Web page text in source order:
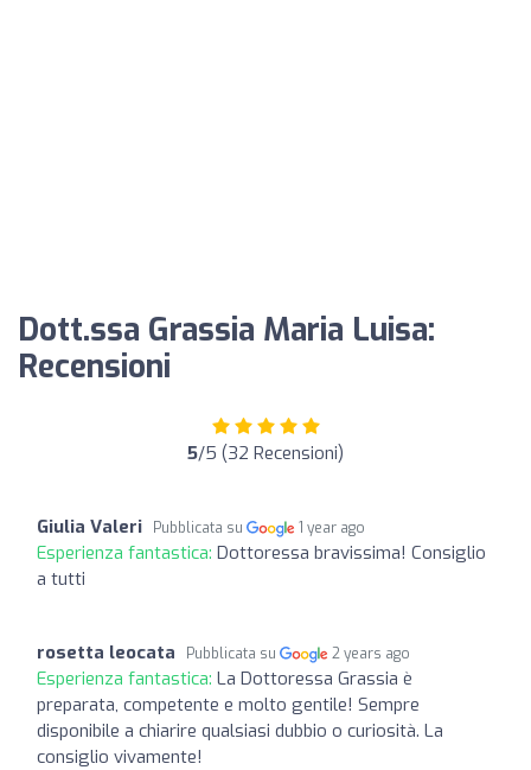
Dott.ssa Grassia Maria Luisa:
Recensioni
5/5 (32 Recensioni)
Giulia Valeri Pubblicata su 1 year ago
Esperienza fantastica: Dottoressa bravissima! Consiglio
a tutti
rosetta leocata Pubblicata su 2 years ago
Esperienza fantastica: La Dottoressa Grassia è
preparata, competente e molto gentile! Sempre
disponibile a chiarire qualsiasi dubbio o curiosità. La
consiglio vivamente!